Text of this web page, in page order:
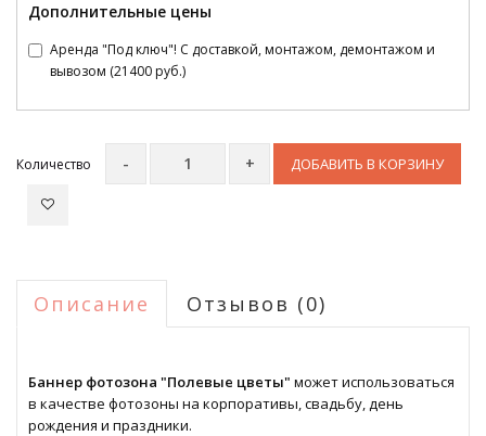
Дополнительные цены
Аренда "Под ключ"! С доставкой, монтажом, демонтажом и
вывозом (21400 руб.)
Количество ДОБАВИТЬ В КОРЗИНУ
Описание Отзывов (0)
Баннер фотозона "Полевые цветы" может использоваться
в качестве фотозоны на корпоративы, свадьбу, день
рождения и праздники.